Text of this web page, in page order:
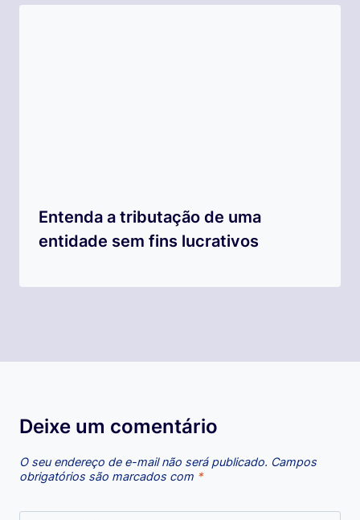
Entenda a tributação de uma
entidade sem fins lucrativos
Deixe um comentário
O seu endereço de e-mail não será publicado. Campos
obrigatórios são marcados com *